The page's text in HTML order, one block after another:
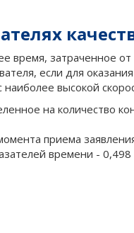
время, затраченное
если для
высокой
на количество
приема
времени -